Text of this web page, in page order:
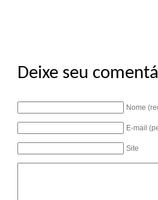
Deixe seu
Nome
E-mail
Site